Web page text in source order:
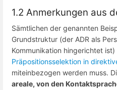
1.2 Anmerkungen aus
Sämtlichen der genannten
Grundstruktur (der ADR als
Kommunikation hingerichtet
Präpositionsselektion in
miteinbezogen werden muss.
areale, von den